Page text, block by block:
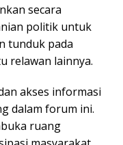
secara
politik untuk
tunduk pada
relawan lainnya.
akses informasi
dalam forum ini.
ruang